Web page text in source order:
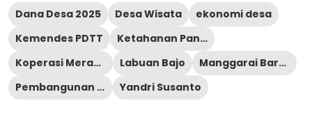
Dana Desa 2025 Desa Wisata
ekonomi desa
Kemendes PDTT
Ketahanan Pangan
Koperasi Merah Putih
Labuan Bajo
Manggarai Barat
Pembangunan Desa
Yandri Susanto